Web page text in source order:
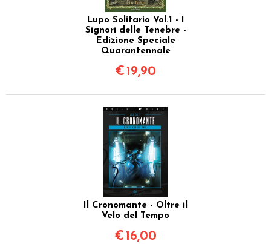
Lupo Solitario Vol.1 - I
Signori delle Tenebre -
Edizione Speciale
Quarantennale
€ 19,90
Il Cronomante - Oltre il
Velo del Tempo
€ 16,00